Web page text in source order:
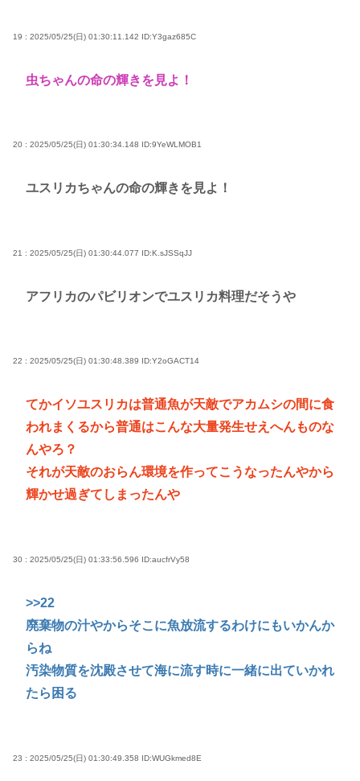
19 : 2025/05/25(日) 01:30:11.142 ID:Y3gaz685C
虫ちゃんの命の輝きを見よ！
20 : 2025/05/25(日) 01:30:34.148 ID:9YeWLMOB1
ユスリカちゃんの命の輝きを見よ！
21 : 2025/05/25(日) 01:30:44.077 ID:K.sJSSqJJ
アフリカのパビリオンでユスリカ料理だそうや
22 : 2025/05/25(日) 01:30:48.389 ID:Y2oGACT14
てかイソユスリカは普通魚が天敵でアカムシの間に食
われまくるから普通はこんな大量発生せえへんものな
んやろ？
それが天敵のおらん環境を作ってこうなったんやから
輝かせ過ぎてしまったんや
30 : 2025/05/25(日) 01:33:56.596 ID:aucfrVy58
>>22
廃棄物の汁やからそこに魚放流するわけにもいかんか
らね
汚染物質を沈殿させて海に流す時に一緒に出ていかれ
たら困る
23 : 2025/05/25(日) 01:30:49.358 ID:WUGkmed8E